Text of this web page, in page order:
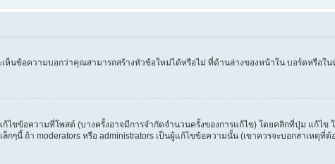
ข้อความบอกว่าคุณสามารถสร้างหัวข้อใหม่ได้หรือไม่ ที่ด้านล่างของหน้าใน บอร์ดหรือใน
ขข้อความที่โพสต์ (บางครั้งอาจมีการจำกัดจำนวนครั้งของการแก้ไข) โดยคลิกที่ปุ่ม แก้
ถ้า moderators หรือ administrators เป็นผู้แก้ไขข้อความนั้น (เขาควรจะบอกสาเหตุที่